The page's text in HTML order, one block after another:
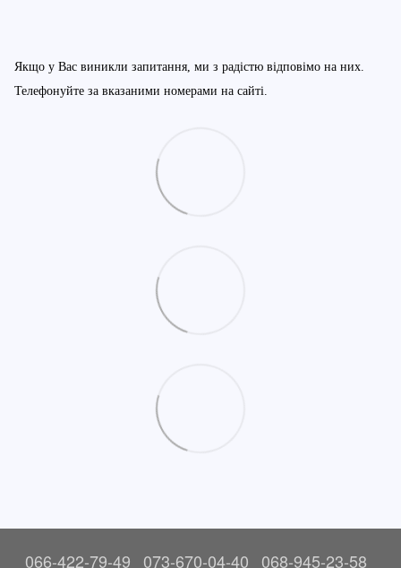
Якщо у Вас виникли запитання, ми з радістю відповімо на них.
Телефонуйте за вказаними номерами на сайті.
066-422-79-49 073-670-04-40 068-945-23-58